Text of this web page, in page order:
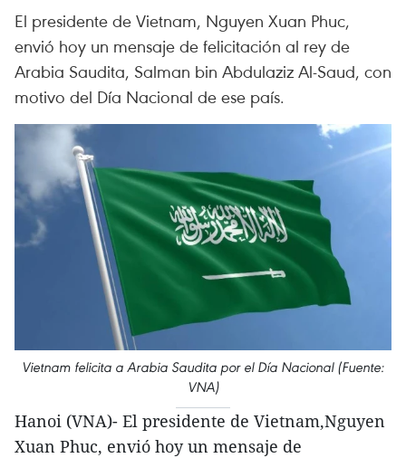
El presidente de Vietnam, Nguyen Xuan Phuc,
envió hoy un mensaje de felicitación al rey de
Arabia Saudita, Salman bin Abdulaziz Al-Saud, con
motivo del Día Nacional de ese país.
Vietnam felicita a Arabia Saudita por el Día Nacional (Fuente:
VNA)
Hanoi (VNA)- El presidente de Vietnam,Nguyen
Xuan Phuc, envió hoy un mensaje de